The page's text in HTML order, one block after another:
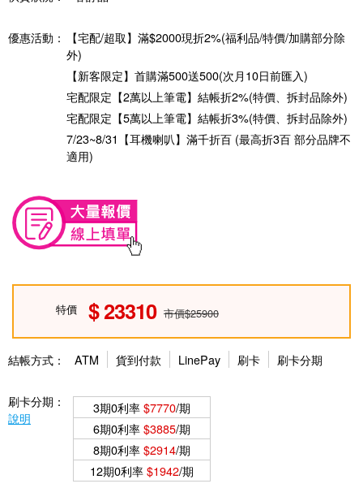
優惠活動：
【宅配/超取】滿$2000現折2%(福利品/特價/加購部分除
外)
【新客限定】首購滿500送500(次月10日前匯入)
宅配限定【2萬以上筆電】結帳折2%(特價、拆封品除外)
宅配限定【5萬以上筆電】結帳折3%(特價、拆封品除外)
7/23~8/31【耳機喇叭】滿千折百 (最高折3百 部分品牌不
適用)
特價 23310 市價$25900
結帳方式： ATM 貨到付款 LinePay 刷卡 刷卡分期
刷卡分期：
說明
3期0利率$7770/期
6期0利率$3885/期
8期0利率$2914/期
12期0利率$1942/期